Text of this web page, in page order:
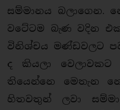
සම්මානය බලාගෙන.
වටේටම බැණ වදින
විනිශ්චය මණ්ඩවලට
ද කියලා වෙලාවකට
තියෙන්නෙ මෙතැන
හිතවතුන් ලවා